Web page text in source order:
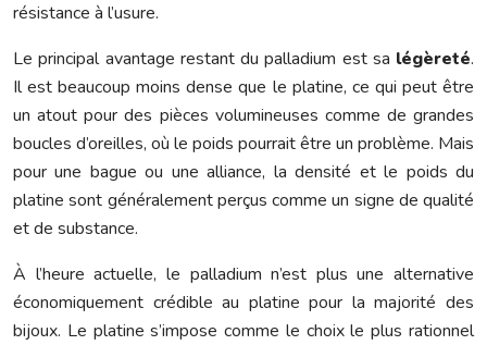
résistance à l’usure.
Le principal avantage restant du palladium est sa légèreté.
Il est beaucoup moins dense que le platine, ce qui peut être
un atout pour des pièces volumineuses comme de grandes
boucles d’oreilles, où le poids pourrait être un problème. Mais
pour une bague ou une alliance, la densité et le poids du
platine sont généralement perçus comme un signe de qualité
et de substance.
À l’heure actuelle, le palladium n’est plus une alternative
économiquement crédible au platine pour la majorité des
bijoux. Le platine s’impose comme le choix le plus rationnel